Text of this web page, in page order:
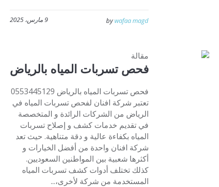
9 مارس، 2025 bywafaa magd
مقالة
فحص تسربات المياه بالرياض
فحص تسربات المياه بالرياض 0553445129
تعتبر شركة افنان لفحص تسربات المياه في
الرياض من الشركات الرائدة و المتخصصة
في تقديم خدمات كشف و إصلاح تسربات
المياه بكفاءة عالية و دقة متناهية. حيث تعد
شركة افنان واحدة من أفضل الخيارات و
أكثرها شعبية بين المواطنين السعوديين.
كذلك تختلف أدوات كشف تسربات المياه
المستخدمة من شركة لأخرى،...